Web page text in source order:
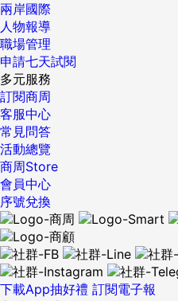
兩岸國際
人物報導
職場管理
申請七天試閱
多元服務
訂閱商周
客服中心
常見問答
活動總覽
商周Store
會員中心
序號兌換
下載App抽好禮 訂閱電子報